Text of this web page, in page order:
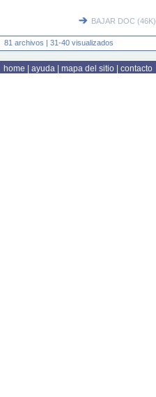
BAJAR DOC (46K)
81 archivos | 31-40 visualizados
home ayuda mapa del sitio contacto